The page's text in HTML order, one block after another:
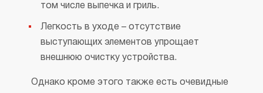
том числе выпечка и гриль.
Легкость в уходе – отсутствие
выступающих элементов упрощает
внешнюю очистку устройства.
Однако кроме этого также есть очевидные